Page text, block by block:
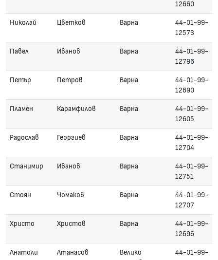
12660
Николай Цветков Варна
44-01-99-
12573
Павел Иванов Варна
44-01-99-
12796
Петър Петров Варна
44-01-99-
12690
Пламен Карамфилов Варна
44-01-99-
12605
Радослав Георгиев Варна
44-01-99-
12704
Станимир Иванов Варна
44-01-99-
12751
Стоян Чомаков Варна
44-01-99-
12707
Христо Христов Варна
44-01-99-
12696
Анатоли Атанасов
Велико
44-01-99-